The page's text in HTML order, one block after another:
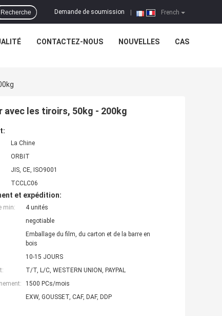
French
Demande de soumission
Recherche
CONTACTEZ-NOUS NOUVELLES CAS
les tiroirs, 50kg - 200kg
La Chine
ORBIT
JIS, CE, ISO9001
TCCLC06
et expédition:
min:
4 unités
negotiable
Emballage du film, du carton et de la barre en
bois
10-15 JOURS
T/T, L/C, WESTERN UNION, PAYPAL
1500 PCs/mois
EXW, GOUSSET, CAF, DAF, DDP